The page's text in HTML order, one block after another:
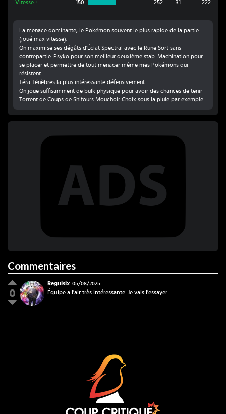
Vitesse + 150 252 31 222
La menace dominante, le Pokémon souvent le plus rapide de la partie
(joué max vitesse).
On maximise ses dégâts d'Éclat Spectral avec le Rune Sort sans
contrepartie. Psyko pour son meilleur deuxième stab. Machination pour
se placer et permettre de tout menacer même mes Pokémons qui
résistent.
Téra Ténèbres la plus intéressante défensivement.
On joue suffisamment de bulk physique pour avoir des chances de tenir
Torrent de Coups de Shifours Mouchoir Choix sous la pluie par exemple.
Commentaires
0
Reguisix 05/08/2025
Équipe a l'air très intéressante. Je vais l'essayer